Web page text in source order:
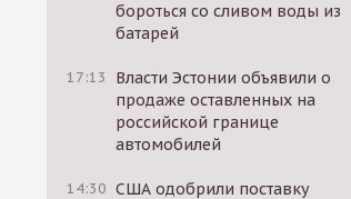
бороться со сливом воды из
батарей
17:13
Власти Эстонии объявили о
продаже оставленных на
российской границе
автомобилей
14:30 США одобрили поставку